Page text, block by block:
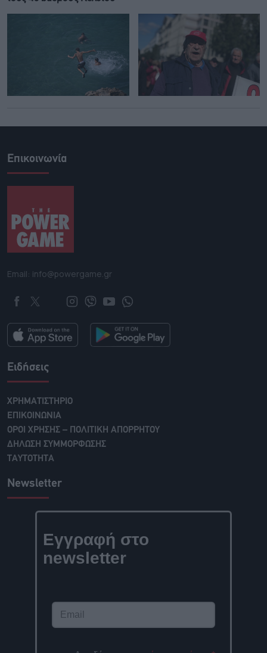
Επικοινωνία
Email: info@powergame.gr
Ειδήσεις
ΧΡΗΜΑΤΙΣΤΗΡΙΟ
ΕΠΙΚΟΙΝΩΝΙΑ
ΟΡΟΙ ΧΡΗΣΗΣ – ΠΟΛΙΤΙΚΗ ΑΠΟΡΡΗΤΟΥ
ΔΗΛΩΣΗ ΣΥΜΜΟΡΦΩΣΗΣ
ΤΑΥΤΟΤΗΤΑ
Newsletter
Εγγραφή στο
newsletter